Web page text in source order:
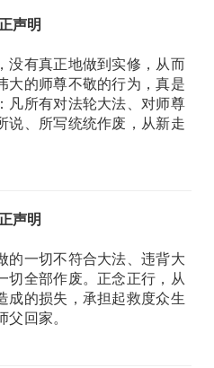
声明
没有真正地做到实修，从而
大的师尊不敬的行为，真是
凡所有对法轮大法、对师尊
说、所写统统作废，从新走
声明
的一切不符合大法、违背大
切全部作废。正念正行，从
成的损失，承担起救度众生
回家。